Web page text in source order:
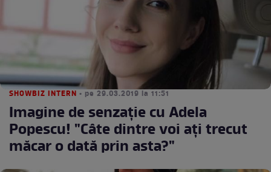
SHOWBIZ INTERN • pe 29.03.2019 la 11:51
Imagine de senzaţie cu Adela
Popescu! "Câte dintre voi aţi trecut
măcar o dată prin asta?"